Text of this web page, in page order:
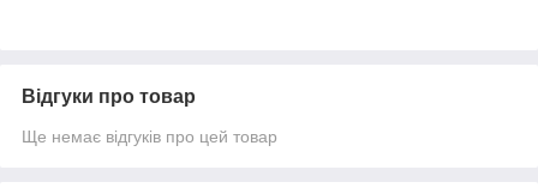
Відгуки про товар
Ще немає відгуків про цей товар